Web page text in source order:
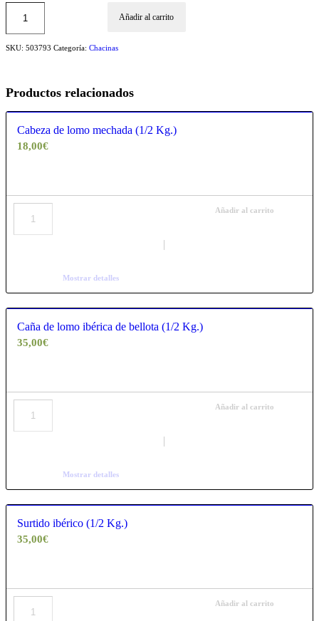
Añadir al carrito
SKU: 503793 Categoría: Chacinas
Productos relacionados
Cabeza de lomo mechada (1/2 Kg.)
18,00€
Añadir al carrito
Mostrar detalles
Caña de lomo ibérica de bellota (1/2 Kg.)
35,00€
Añadir al carrito
Mostrar detalles
Surtido ibérico (1/2 Kg.)
35,00€
Añadir al carrito